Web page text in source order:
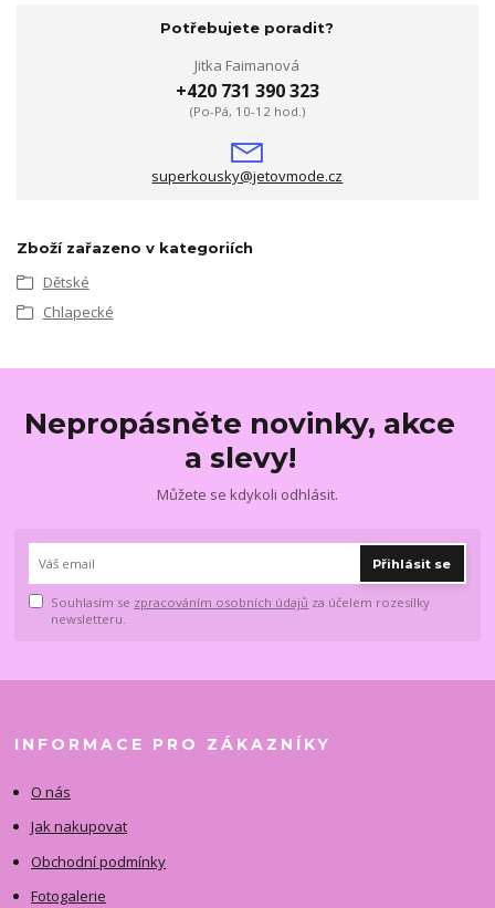
Potřebujete poradit?
Jitka Faimanová
+420 731 390 323
(Po-Pá, 10-12 hod.)
superkousky@jetovmode.cz
Zboží zařazeno v kategoriích
Dětské
Chlapecké
Nepropásněte novinky, akce
a slevy!
Můžete se kdykoli odhlásit.
Přihlásit se
Souhlasím se zpracováním osobních údajů za účelem rozesílky
newsletteru.
INFORMACE PRO ZÁKAZNÍKY
O nás
Jak nakupovat
Obchodní podmínky
Fotogalerie